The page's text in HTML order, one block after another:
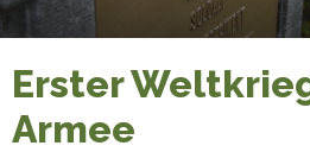
Dead
Register
Erster
Armee